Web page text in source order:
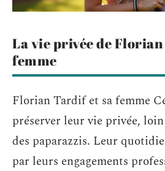
La vie privée de
femme
Florian Tardif et sa femme
préserver leur vie privée,
des paparazzis. Leur
par leurs engagements